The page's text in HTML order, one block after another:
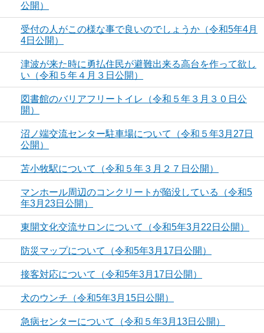
公開）
受付の人がこの様な事で良いのでしょうか（令和5年4月
4日公開）
津波が来た時に勇払住民が避難出来る高台を作って欲し
い（令和５年４月３日公開）
図書館のバリアフリートイレ（令和５年３月３０日公
開）
沼ノ端交流センター駐車場について（令和５年3月27日
公開）
苫小牧駅について（令和５年３月２７日公開）
マンホール周辺のコンクリートが陥没している（令和5
年3月23日公開）
東開文化交流サロンについて（令和5年3月22日公開）
防災マップについて（令和5年3月17日公開）
接客対応について（令和5年3月17日公開）
犬のウンチ（令和5年3月15日公開）
急病センターについて（令和５年3月13日公開）